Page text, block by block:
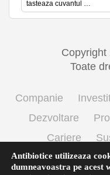
AUG-25
OCT-25
NOV-25
DEC-25
Copyright
Toate
Companie
Dezvoltare
Cariere
Termeni si conditii
Antibiotice utilizeaza
dumneavoastra pe acest